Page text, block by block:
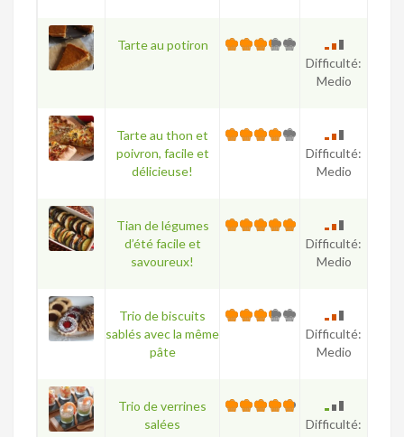
Tarte au potiron
Difficulté:
Medio
Tarte au thon et
poivron, facile et
délicieuse!
Difficulté:
Medio
Tian de légumes
d’été facile et
savoureux!
Difficulté:
Medio
Trio de biscuits
sablés avec la même
pâte
Difficulté:
Medio
Trio de verrines
salées
Difficulté: